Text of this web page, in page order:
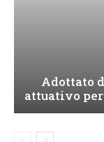
Adottato
attuativo